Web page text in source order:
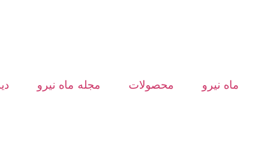
ماه نیرو محصولات مجله ماه نیرو